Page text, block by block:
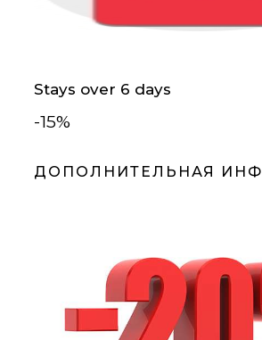
Stays over 6 days
-15%
ДОПОЛНИТЕЛЬНАЯ